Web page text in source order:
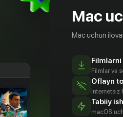
Mac
Mac uchun
Filmlar va
Oflayn
Internetsiz
Tabiiy
macOS